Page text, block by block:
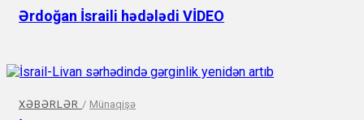
Ərdoğan İsraili hədələdi VİDEO
XƏBƏRLƏR / Münaqişə